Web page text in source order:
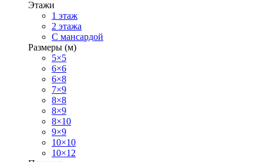
Этажи
1 этаж
2 этажа
С мансардой
Размеры (м)
5×5
6×6
6×8
7×9
8×8
8×9
8×10
9×9
10×10
10×12